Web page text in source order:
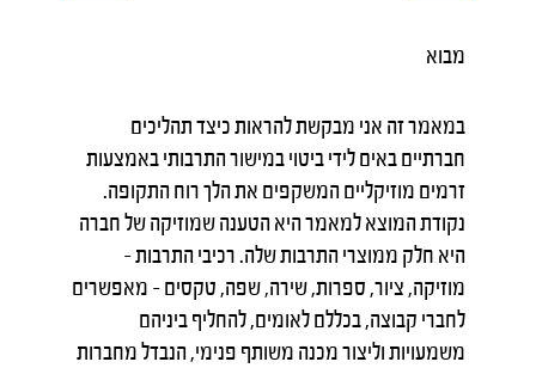
מבוא
במאמר זה אני מבקשת להראות כיצד תהליכים
חברתיים באים לידי ביטוי במישור התרבותי באמצעות
זרמים מוזיקליים המשקפים את הלך רוח התקופה.
נקודת המוצא למאמר היא הטענה שמוזיקה של חברה
היא חלק ממוצרי התרבות שלה. רכיבי התרבות –
מוזיקה, ציור, ספרות, שירה, שפה, טקסים – מאפשרים
לחברי קבוצה, בכללם לאומים, להחליף ביניהם
משמעויות וליצור מכנה משותף פנימי, הנבדל מחברות